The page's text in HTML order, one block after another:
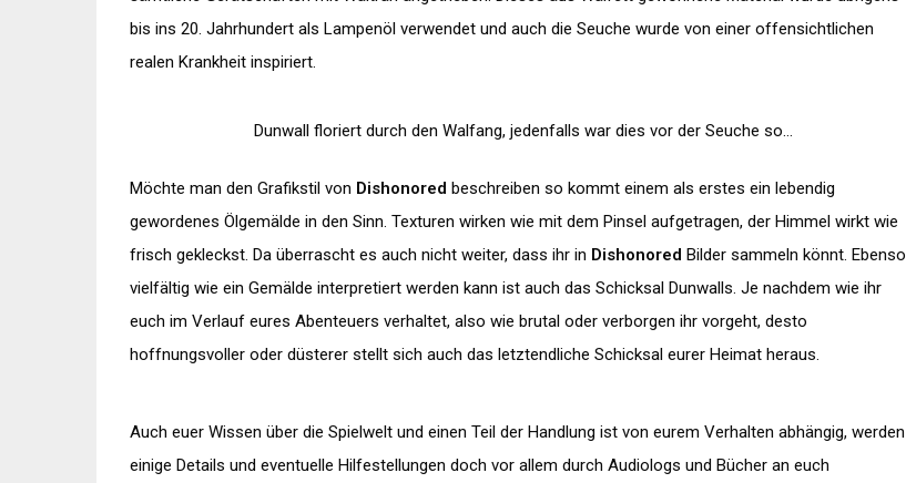
bis ins 20. Jahrhundert als Lampenöl verwendet und auch die Seuche wurde von einer offensichtlichen
realen Krankheit inspiriert.
Dunwall floriert durch den Walfang, jedenfalls war dies vor der Seuche so…
Möchte man den Grafikstil von Dishonored beschreiben so kommt einem als erstes ein lebendig
gewordenes Ölgemälde in den Sinn. Texturen wirken wie mit dem Pinsel aufgetragen, der Himmel wirkt wie
frisch gekleckst. Da überrascht es auch nicht weiter, dass ihr in Dishonored Bilder sammeln könnt. Ebenso
vielfältig wie ein Gemälde interpretiert werden kann ist auch das Schicksal Dunwalls. Je nachdem wie ihr
euch im Verlauf eures Abenteuers verhaltet, also wie brutal oder verborgen ihr vorgeht, desto
hoffnungsvoller oder düsterer stellt sich auch das letztendliche Schicksal eurer Heimat heraus.
Auch euer Wissen über die Spielwelt und einen Teil der Handlung ist von eurem Verhalten abhängig, werden
einige Details und eventuelle Hilfestellungen doch vor allem durch Audiologs und Bücher an euch